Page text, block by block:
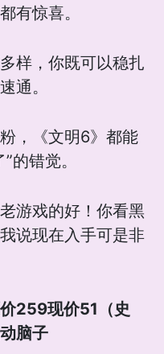
有惊喜。
样，你既可以稳扎
通。
，《文明6》都能
的错觉。
游戏的好！你看黑
说现在入手可是非
259现价51（史
脑子